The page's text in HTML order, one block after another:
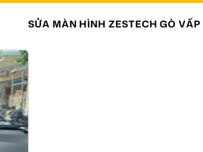
SỬA MÀN HÌNH ZESTECH GÒ VẤP